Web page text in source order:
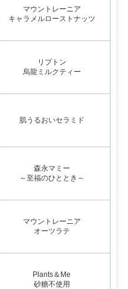
マウントレーニア
キャラメルローストナッツ
リプトン
烏龍ミルクティー
肌うるおいセラミド
森永マミー
～至福のひととき～
マウントレーニア
オーツラテ
Plants＆Me
砂糖不使用